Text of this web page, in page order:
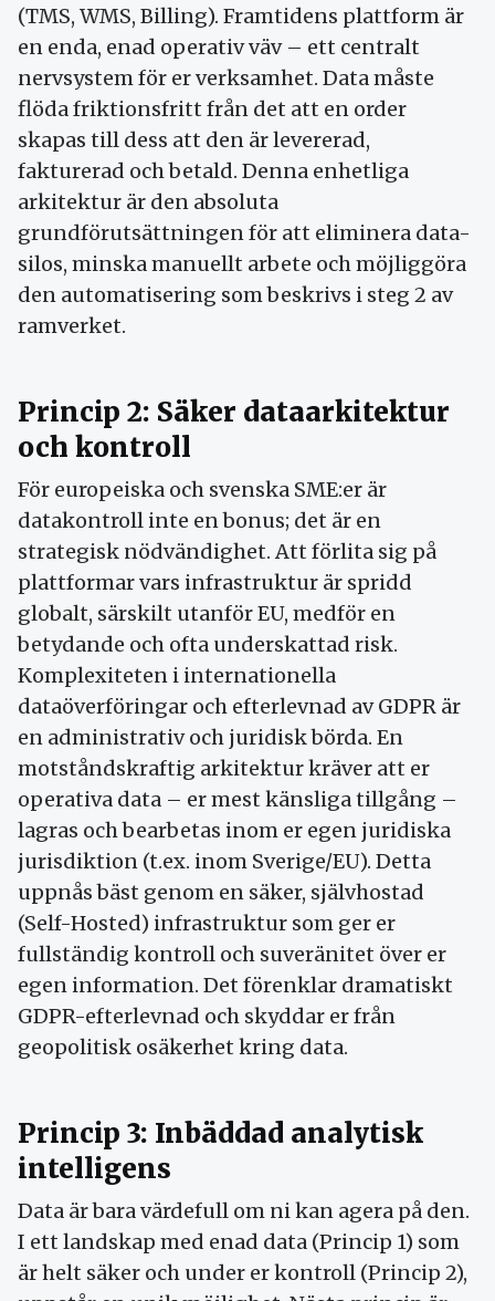
(TMS, WMS, Billing). Framtidens plattform är
en enda, enad operativ väv – ett centralt
nervsystem för er verksamhet. Data måste
flöda friktionsfritt från det att en order
skapas till dess att den är levererad,
fakturerad och betald. Denna enhetliga
arkitektur är den absoluta
grundförutsättningen för att eliminera data-
silos, minska manuellt arbete och möjliggöra
den automatisering som beskrivs i steg 2 av
ramverket.
Princip 2: Säker dataarkitektur
och kontroll
För europeiska och svenska SME:er är
datakontroll inte en bonus; det är en
strategisk nödvändighet. Att förlita sig på
plattformar vars infrastruktur är spridd
globalt, särskilt utanför EU, medför en
betydande och ofta underskattad risk.
Komplexiteten i internationella
dataöverföringar och efterlevnad av GDPR är
en administrativ och juridisk börda. En
motståndskraftig arkitektur kräver att er
operativa data – er mest känsliga tillgång –
lagras och bearbetas inom er egen juridiska
jurisdiktion (t.ex. inom Sverige/EU). Detta
uppnås bäst genom en säker, självhostad
(Self-Hosted) infrastruktur som ger er
fullständig kontroll och suveränitet över er
egen information. Det förenklar dramatiskt
GDPR-efterlevnad och skyddar er från
geopolitisk osäkerhet kring data.
Princip 3: Inbäddad analytisk
intelligens
Data är bara värdefull om ni kan agera på den.
I ett landskap med enad data (Princip 1) som
är helt säker och under er kontroll (Princip 2),